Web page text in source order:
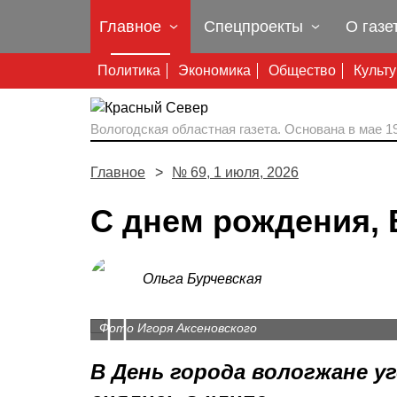
Главное
Политика Экономика Общество
Спецпроекты О
Вологодская областная газета. Основана в мае
Главное № 69, 1 июля, 2026
С днем рождения,
Ольга Бурчевская
Prev
Фото Игоря Аксеновского
Фото со страницы Георгия Филимонова в Макс
внимательно, а не на бегу».
В День города вологжане